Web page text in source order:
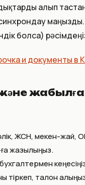
алып
маңызды.
болса)
и документы в
ЖСН, мекен-жай,
жазылыңыз.
талон